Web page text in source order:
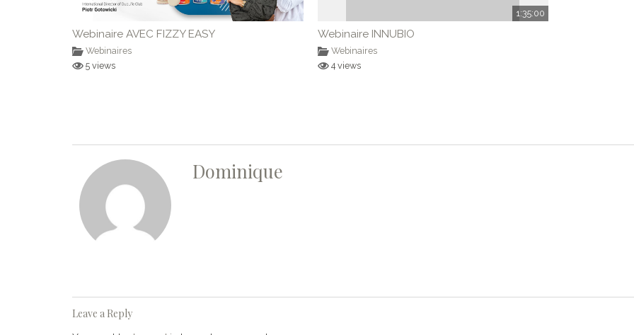
Webinaire AVEC FIZZY EASY
Webinaires
5 views
1:35:00
Webinaire INNUBIO
Webinaires
4 views
Dominique
Leave a Reply